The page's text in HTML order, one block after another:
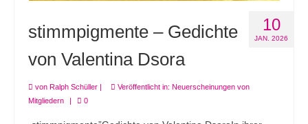
10
JAN. 2026
stimmpigmente – Gedichte
von Valentina Dsora
von Ralph Schüller | Veröffentlicht in: Neuerscheinungen von
Mitgliedern
| 0